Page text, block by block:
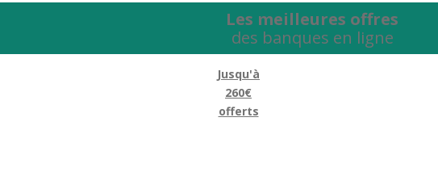
Les meilleures offres
des banques en ligne
Jusqu'à
260€
offerts